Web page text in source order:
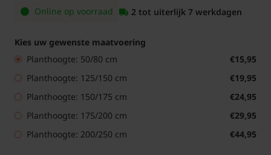
Online op voorraad
2 tot uiterlijk 7 werkdagen
Kies uw gewenste maatvoering
Planthoogte: 50/80 cm
€15,95
Planthoogte: 125/150 cm
€19,95
Planthoogte: 150/175 cm
€24,95
Planthoogte: 175/200 cm
€29,95
Planthoogte: 200/250 cm
€44,95